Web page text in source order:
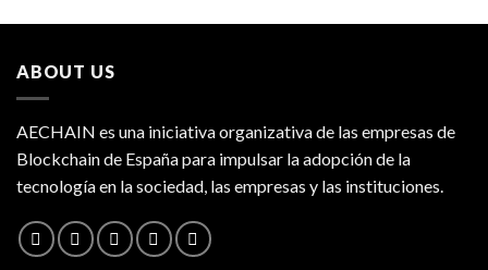
ABOUT US
AECHAIN es una iniciativa organizativa de las empresas de
Blockchain de España para impulsar la adopción de la
tecnología en la sociedad, las empresas y las instituciones.